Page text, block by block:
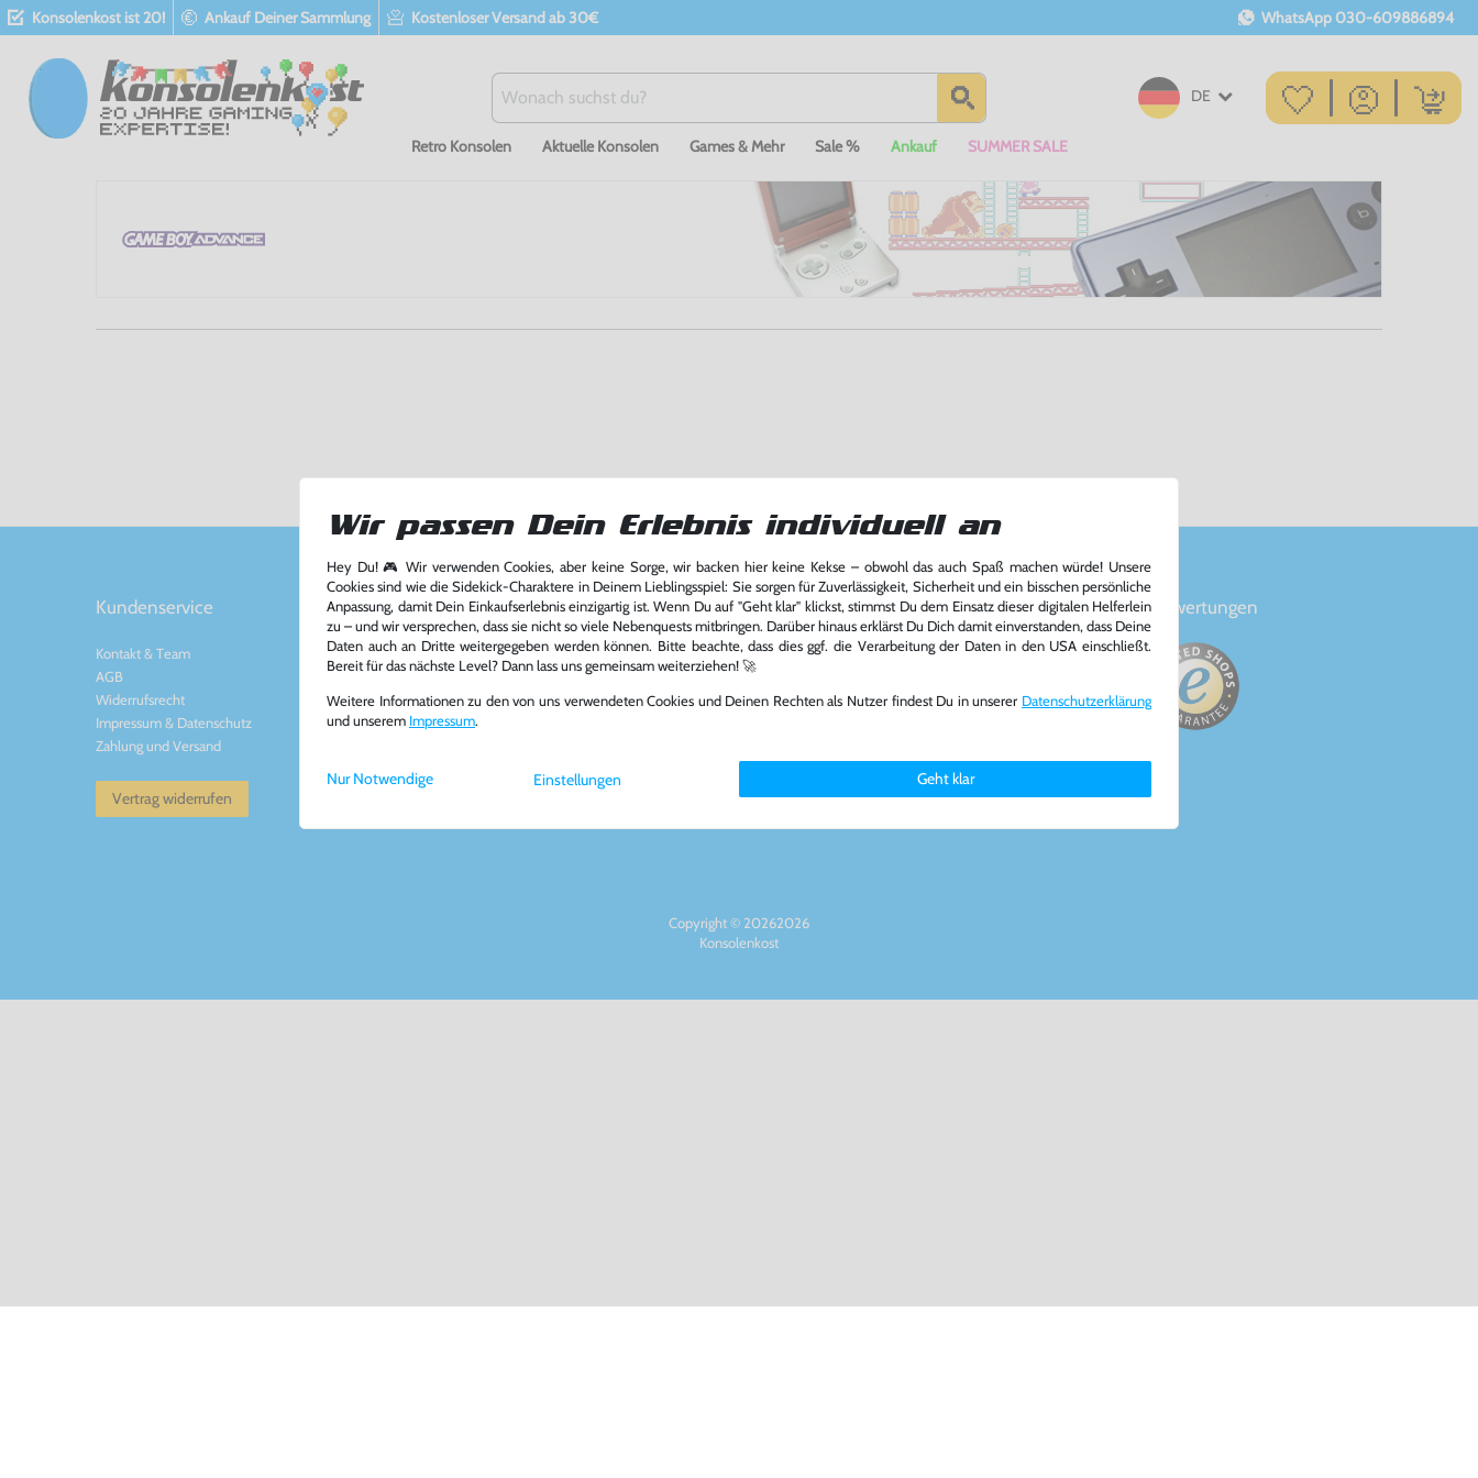
Konsolenkost ist 20! Ankauf Deiner Sammlung Kostenloser Versand ab 30€ WhatsApp 030-609886894
DE
Retro Konsolen Aktuelle Konsolen Games & Mehr Sale % Ankauf SUMMER SALE
Kundenservice
Kontakt & Team
AGB
Widerrufsrecht
Impressum & Datenschutz
Zahlung und Versand
Vertrag widerrufen
Kontakt
Konsolenkost GmbH
Plauener Str. 163-165
13053 Berlin, DE
Tel: +49 30 - 609886894
www.konsolenkost.de
Über das Unternehmen
Über uns
Nachhaltigkeit
Partnerprogramm
Zahlungsarten Bewertungen
Copyright © 20262026
Konsolenkost
Wir passen Dein Erlebnis individuell an
Hey Du! 🎮 Wir verwenden Cookies, aber keine Sorge, wir backen hier keine Kekse – obwohl das auch Spaß machen würde! Unsere
Cookies sind wie die Sidekick-Charaktere in Deinem Lieblingsspiel: Sie sorgen für Zuverlässigkeit, Sicherheit und ein bisschen persönliche
Anpassung, damit Dein Einkaufserlebnis einzigartig ist. Wenn Du auf "Geht klar" klickst, stimmst Du dem Einsatz dieser digitalen Helferlein
zu – und wir versprechen, dass sie nicht so viele Nebenquests mitbringen. Darüber hinaus erklärst Du Dich damit einverstanden, dass Deine
Daten auch an Dritte weitergegeben werden können. Bitte beachte, dass dies ggf. die Verarbeitung der Daten in den USA einschließt.
Bereit für das nächste Level? Dann lass uns gemeinsam weiterziehen! 🚀
Weitere Informationen zu den von uns verwendeten Cookies und Deinen Rechten als Nutzer findest Du in unserer Daten­schutz­erklärung
und unserem Impressum.
Einstellungen Geht klar
Nur Notwendige